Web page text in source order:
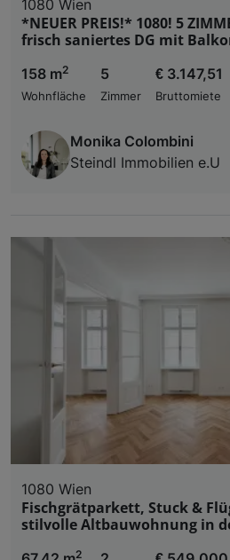
1080 Wien
*NEUER PREIS!* 1080! 5
frisch saniertes DG mit
158 m2
Wohnfläche
5
Zimmer
€ 3.147,51
Bruttomiete
Monika Colombini
Steindl Immobilien e.U
1080 Wien
Fischgrätparkett, Stuck &
stilvolle Altbauwohnung in
2